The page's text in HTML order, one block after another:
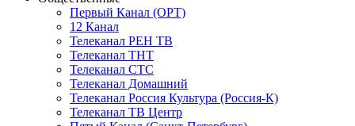
Первый Канал (ОРТ)
12 Канал
Телеканал РЕН ТВ
Телеканал ТНТ
Телеканал СТС
Телеканал Домашний
Телеканал Россия Культура (Россия-К)
Телеканал ТВ Центр